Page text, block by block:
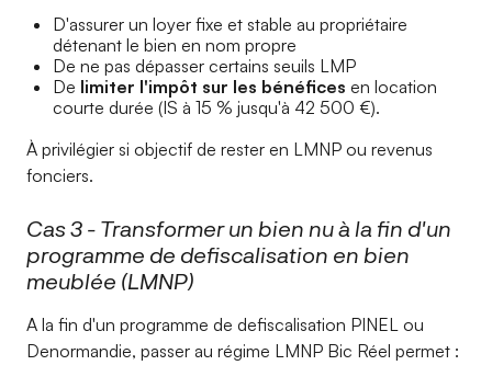
D'assurer un loyer fixe et stable au propriétaire
détenant le bien en nom propre
De ne pas dépasser certains seuils LMP
De limiter l'impôt sur les bénéfices en location
courte durée (IS à 15 % jusqu'à 42 500 €).
À privilégier si objectif de rester en LMNP ou revenus
fonciers.
Cas 3 - Transformer un bien nu à la fin d'un
programme de defiscalisation en bien
meublée (LMNP)
A la fin d'un programme de defiscalisation PINEL ou
Denormandie, passer au régime LMNP Bic Réel permet :